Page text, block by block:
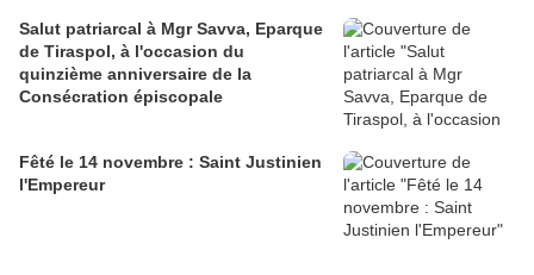
Salut patriarcal à Mgr Savva, Eparque
de Tiraspol, à l'occasion du
quinzième anniversaire de la
Consécration épiscopale
Fêté le 14 novembre : Saint Justinien
l'Empereur